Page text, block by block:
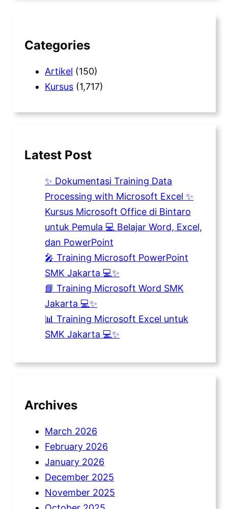
Categories
Artikel (150)
Kursus (1,717)
Latest Post
✨ Dokumentasi Training Data
Processing with Microsoft Excel ✨
Kursus Microsoft Office di Bintaro
untuk Pemula 💻 Belajar Word, Excel,
dan PowerPoint
🎤 Training Microsoft PowerPoint
SMK Jakarta 💻✨
📘 Training Microsoft Word SMK
Jakarta 💻✨
📊 Training Microsoft Excel untuk
SMK Jakarta 💻✨
Archives
March 2026
February 2026
January 2026
December 2025
November 2025